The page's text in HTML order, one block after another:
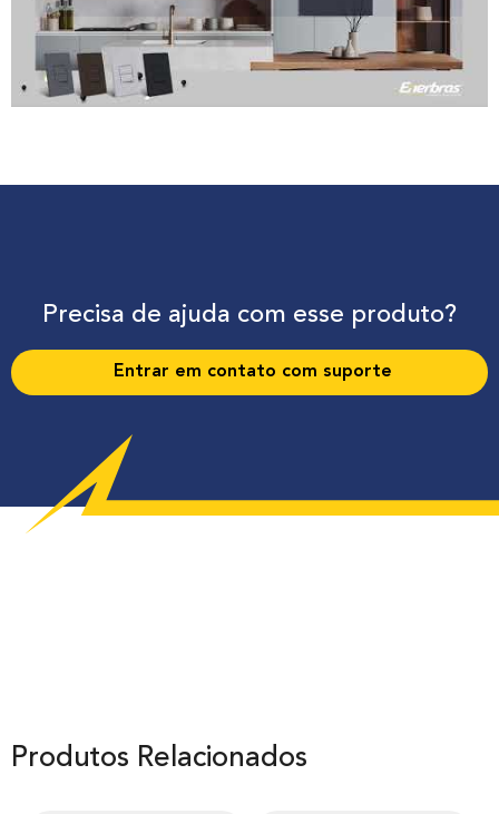
Precisa de ajuda com esse produto?
Entrar em contato com suporte
Produtos Relacionados